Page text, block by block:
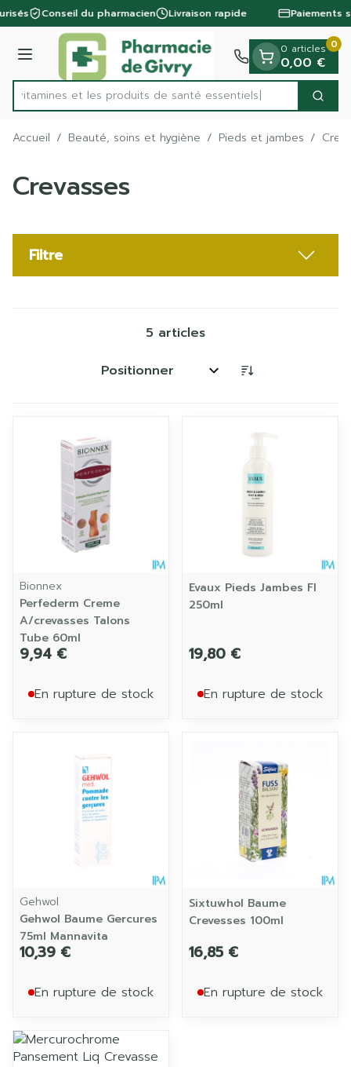
Aller au contenu
1 de 1
Conseil du pharmacien Livraison rapide Paiements
Menu
Rechercher
vitamines et les produits de santé essentiels
0 articles
0,00 €
0
Accueil / Beauté, soins et hygiène / Pieds et jambes /
Crevasses
Filtre
5 articles
Trier par:
Bionnex
Perfederm Creme
A/crevasses Talons
Tube 60ml
9,94 €
En rupture de stock
Evaux Pieds Jambes Fl
250ml
19,80 €
En rupture de stock
Gehwol
Gehwol Baume Gercures
75ml Mannavita
10,39 €
En rupture de stock
Sixtuwhol Baume
Crevesses 100ml
16,85 €
En rupture de stock